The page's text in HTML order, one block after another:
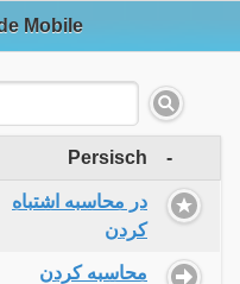
Mobile
Persisch -
در محاسبه اشتباه
کردن
محاسبه کردن